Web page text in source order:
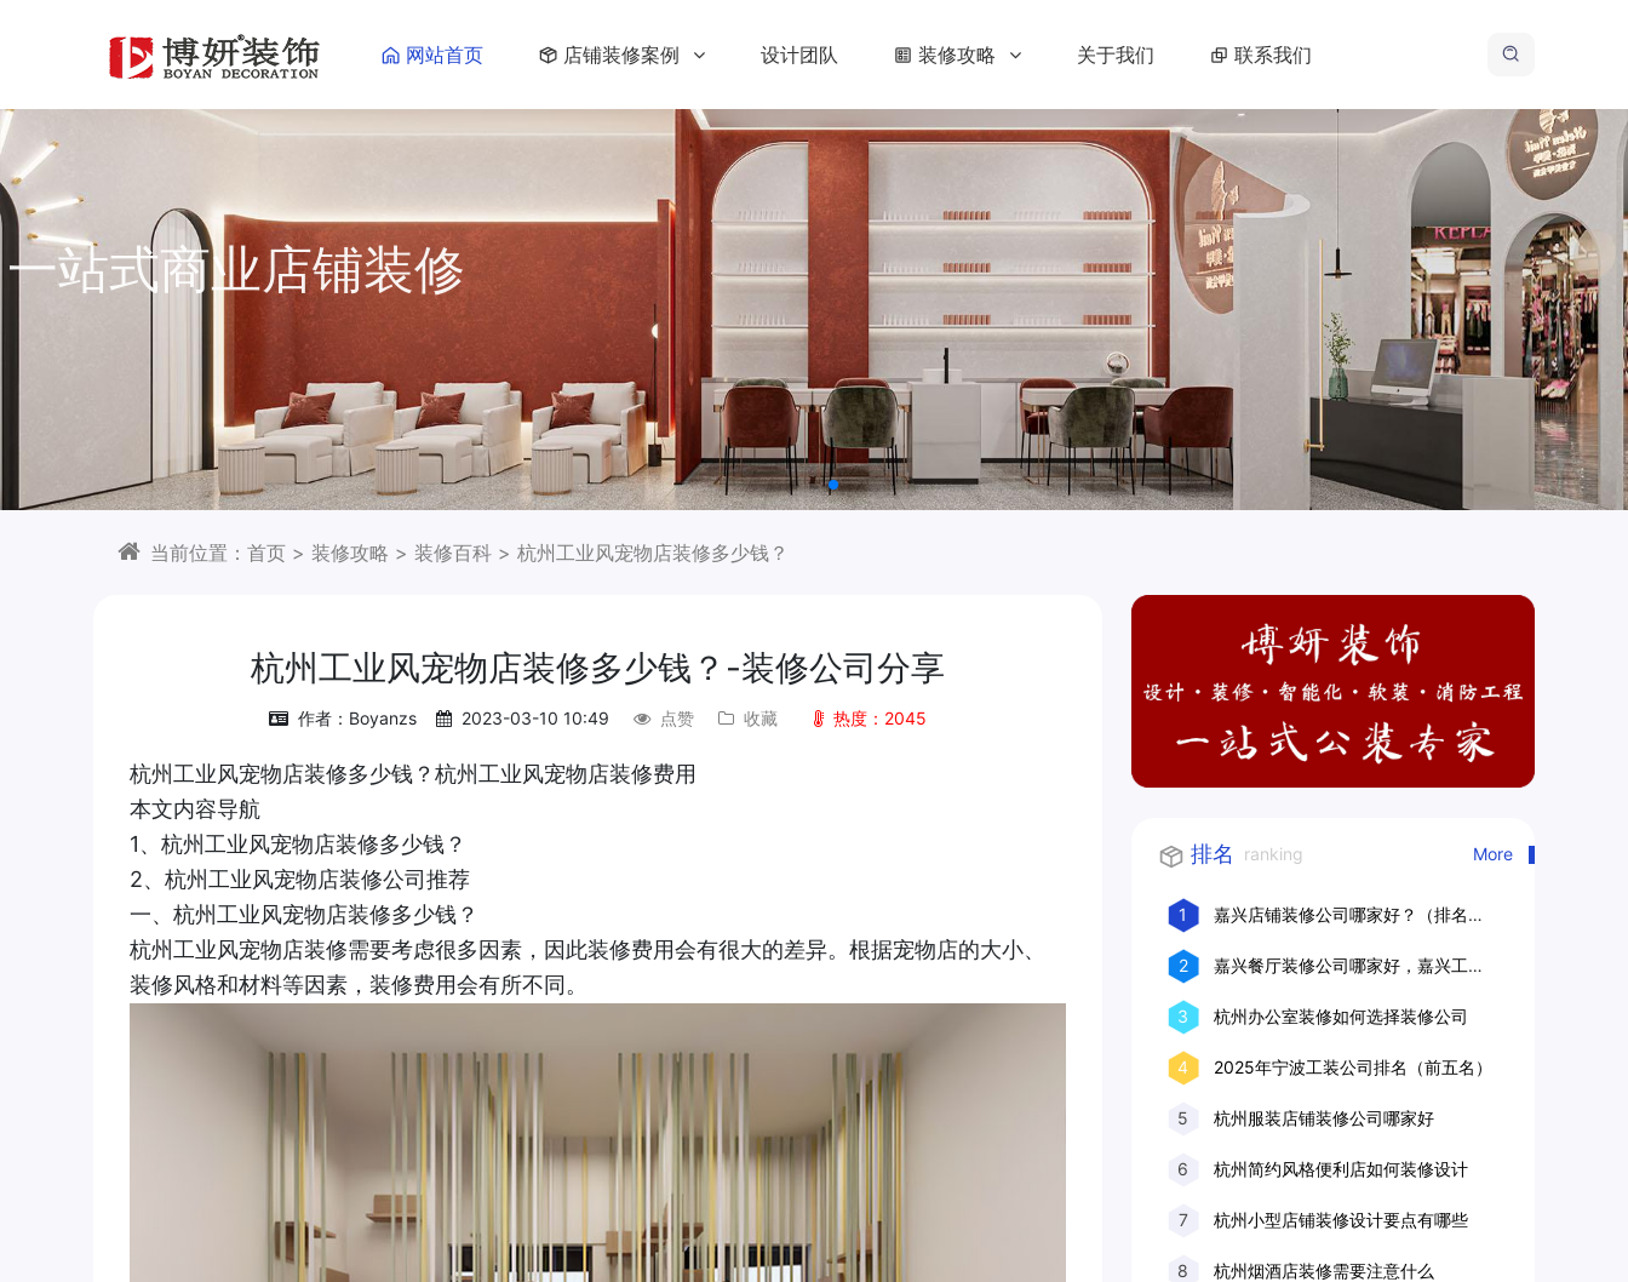
网站首页 店铺装修案例 设计团队 装修攻略 关于我们 联系我们
一站式商业店铺装修
海量效果图供您参考
了解更多
当前位置： 首页 > 装修攻略 > 装修百科 > 杭州工业风宠物店装修多少钱？
杭州工业风宠物店装修多少钱？-装修公司分享
作者：Boyanzs 2023-03-10 10:49 点赞 收藏 热度：2045
杭州工业风宠物店装修多少钱？杭州工业风宠物店装修费用
本文内容导航
1、杭州工业风宠物店装修多少钱？
2、杭州工业风宠物店装修公司推荐
一、杭州工业风宠物店装修多少钱？
杭州工业风宠物店装修需要考虑很多因素，因此装修费用会有很大的差异。根据宠物店的大小、
装修风格和材料等因素，装修费用会有所不同。
排名 ranking More
1
嘉兴店铺装修公司哪家好？（排名前
十口碑推荐）
2
嘉兴餐厅装修公司哪家好，嘉兴工装
公司推荐
3
杭州办公室装修如何选择装修公司
4 2025年宁波工装公司排名（前五名）
5 杭州服装店铺装修公司哪家好
6 杭州简约风格便利店如何装修设计
7 杭州小型店铺装修设计要点有哪些
8 杭州烟酒店装修需要注意什么